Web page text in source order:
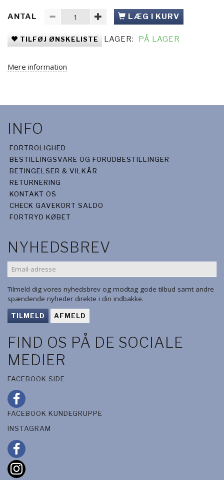
ANTAL LÆG I KURV
TILFØJ ØNSKELISTE LAGER: PÅ LAGER
Mere information
INFO
FORTROLIGHED
BESTILLINGSVARE OG FORUDBESTILLINGER
BETINGELSER & VILKÅR
RETURNERING
KONTAKT OS
CHECK GAVEKORT SALDO
FORTRYD KØBET
NYHEDSBREV
EMAIL-
ADRESSE
Tilmeld dig vores nyhedsbrev og modtag gode tilbud samt andre
spændende nyheder direkte i din indbakke.
TILMELD AFMELD
FIND OS PÅ DE SOCIALE
MEDIER
FACEBOOK SIDE
FACEBOOK KUNDEGRUPPE
INSTAGRAM